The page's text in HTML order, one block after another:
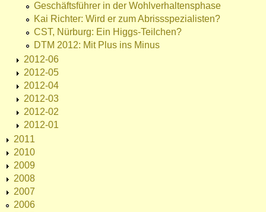
Geschäftsführer in der Wohlverhaltensphase
Kai Richter: Wird er zum Abrissspezialisten?
CST, Nürburg: Ein Higgs-Teilchen?
DTM 2012: Mit Plus ins Minus
2012-06
2012-05
2012-04
2012-03
2012-02
2012-01
2011
2010
2009
2008
2007
2006